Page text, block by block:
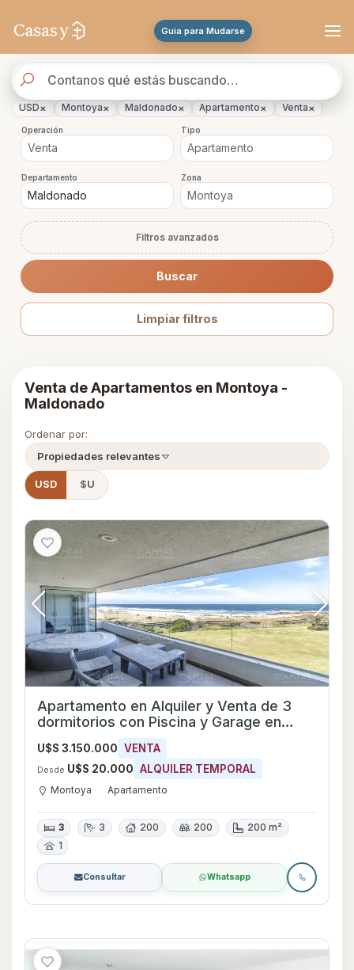
Guia para Mudarse
de
propiedades
USD× Montoya× Maldonado× Apartamento× Venta×
Operación Tipo
Departamento Zona
Filtros avanzados
Buscar
Limpiar filtros
Venta de Apartamentos en Montoya -
Maldonado
Ordenar por:
Propiedades relevantes
USD $U
Apartamento en Alquiler y Venta de 3
dormitorios con Piscina y Garage en
Montoya, Maldonado
U$S 3.150.000 VENTA
Desde U$S 20.000 ALQUILER TEMPORAL
Montoya Apartamento
3 3 200 200
200 m²
1
Consultar Whatsapp